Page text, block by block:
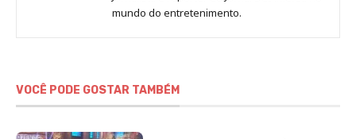
Sara
mundo do entretenimento.
VOCÊ PODE GOSTAR TAMBÉM